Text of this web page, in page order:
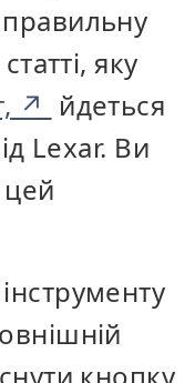
яку
йдеться
Lexar. Ви